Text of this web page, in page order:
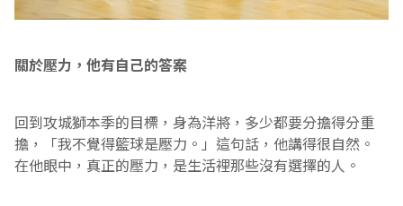
關於壓力，他有自己的答案
回到攻城獅本季的目標，身為洋將，多少都要分擔得分重
擔，「我不覺得籃球是壓力。」這句話，他講得很自然。
在他眼中，真正的壓力，是生活裡那些沒有選擇的人。